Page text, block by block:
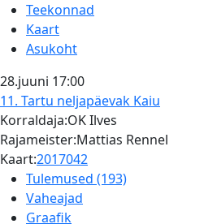
Teekonnad
Kaart
Asukoht
28.juuni 17:00
11. Tartu neljapäevak Kaiu
Korraldaja:OK Ilves
Rajameister:Mattias Rennel
Kaart:2017042
Tulemused (193)
Vaheajad
Graafik